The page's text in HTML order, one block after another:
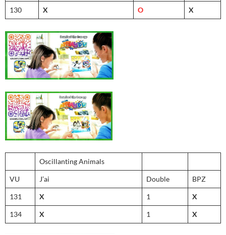
130 X O X
Oscillanting Animals
VU J’ai Double BPZ
131 X 1 X
134 X 1 X